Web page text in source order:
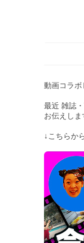
動画コラボ
最近 雑誌
お伝えしま
↓こちらか